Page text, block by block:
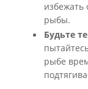
избежать
рыбы.
Будьте
рыбе